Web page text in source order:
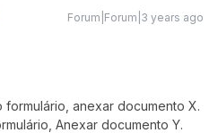
Forum|Forum|3 years ago
anexar documento X.
Anexar documento Y.